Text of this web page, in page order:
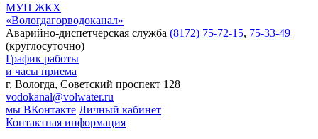
МУП ЖКХ
«Вологдагорводоканал»
Аварийно-диспетчерская служба (8172) 75-72-15, 75-33-49
(круглосуточно)
График работы
и часы приема
г. Вологда, Советский проспект 128
vodokanal@volwater.ru
мы ВКонтакте Личный кабинет
Контактная информация